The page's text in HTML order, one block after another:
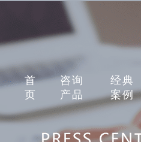
首
页
咨询
产品
经典
案例